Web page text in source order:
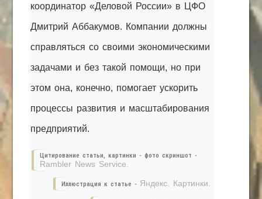
координатор «Деловой России» в ЦФО
Дмитрий Аббакумов. Компании должны
справляться со своими экономическими
задачами и без такой помощи, но при
этом она, конечно, помогает ускорить
процессы развития и масштабирования
предприятий.
Цитирование статьи, картинки - фото скриншот -
Rambler News Service.
Иллюстрация к статье - Яндекс. Картинки.